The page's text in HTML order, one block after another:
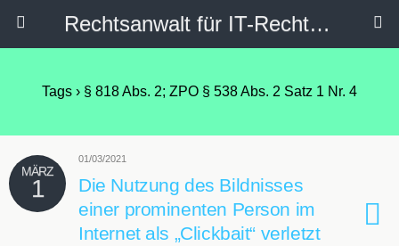
Rechtsanwalt für IT-Recht, Internetrecht, Datenschutz & Social Media
Tags › § 818 Abs. 2; ZPO § 538 Abs. 2 Satz 1 Nr. 4
MÄRZ
1
01/03/2021
Die Nutzung des Bildnisses
einer prominenten Person im
Internet als „Clickbait“ verletzt